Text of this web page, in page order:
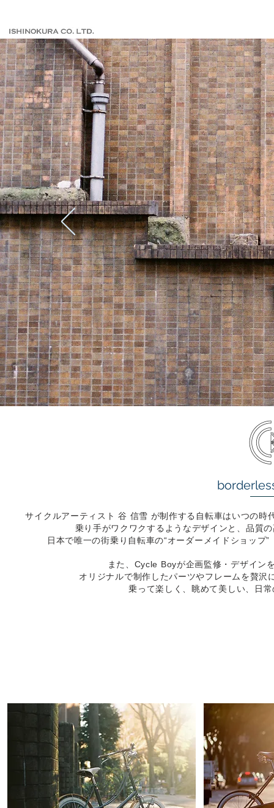
サイクルアーティスト 谷 信雪 が制作する自転車はいつの
乗り手がワクワクするようなデザインと、品質
日本で唯一の街乗り自転車の“オーダーメイドショッ
また、Cycle Boyが企画監修・デザイン
オリジナルで制作したパーツやフレームを贅
乗って楽しく、眺めて美しい、日